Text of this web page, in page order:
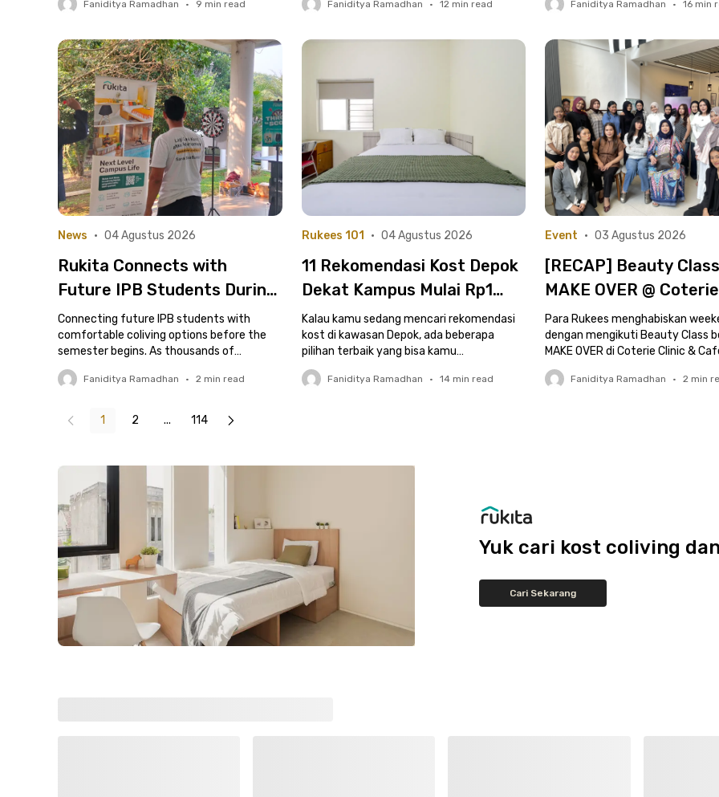
Faniditya Ramadhan • 9 min read Faniditya Ramadhan • 12min read Faniditya Ramadhan • 16 min
News • 04 Agustus 2026
Rukita Connects with
Future IPB Students During
New Student Jacket
Collection Week
Connecting future IPB students with
comfortable coliving options before the
semester begins. As thousands of
prospective students prepare to begin
their academic journey at IPB..
Faniditya Ramadhan • 2 min read
Rukees 101 • 04 Agustus 2026
11 Rekomendasi Kost Depok
Dekat Kampus Mulai Rp1
Jutaan | Cocok untuk Mulai
Perjalanan Kuliahmu!
Kalau kamu sedang mencari rekomendasi
kost di kawasan Depok, ada beberapa
pilihan terbaik yang bisa kamu
pertimbangkan. Yuk, cek di sini!
Faniditya Ramadhan • 14min read
Event • 03 Agustus 2026
[RECAP] Beauty
MAKE OVER @
(1 Agustus 2026)
Para Rukees menghabiskan
dengan mengikuti Beauty Class
MAKE OVER di Coterie Clinic &
keseruannya di sini!
Faniditya Ramadhan • 2 min
1 2 ... 114
Yuk cari kost coliving
Cari Sekarang